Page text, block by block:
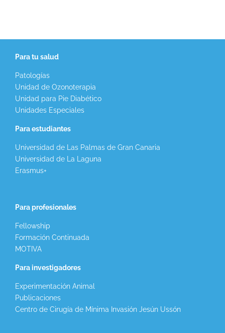
Para tu salud
Patologías
Unidad de Ozonoterapia
Unidad para Pie Diabético
Unidades Especiales
Para estudiantes
Universidad de Las Palmas de Gran Canaria
Universidad de La Laguna
Erasmus+
Para profesionales
Fellowship
Formación Continuada
MOTIVA
Para investigadores
Experimentación Animal
Publicaciones
Centro de Cirugía de Mínima Invasión Jesún Ussón